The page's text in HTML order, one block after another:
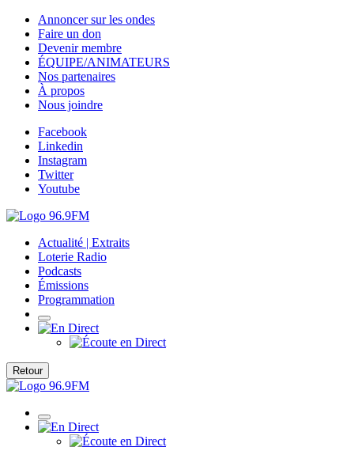
Annoncer sur les ondes
Faire un don
Devenir membre
ÉQUIPE/ANIMATEURS
Nos partenaires
À propos
Nous joindre
Facebook
Linkedin
Instagram
Twitter
Youtube
Actualité | Extraits
Loterie Radio
Podcasts
Émissions
Programmation
Retour